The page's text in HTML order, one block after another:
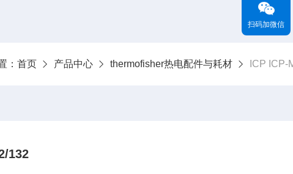
： 首页 产品中心 thermofisher热电配件与耗材 ICP ICP-
132
扫码加微信